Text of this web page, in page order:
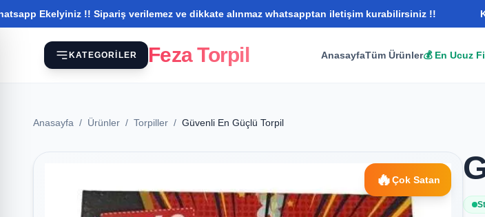
!! Sipariş verilemez ve dikkate alınmaz whatsapptan iletişim kurabilirsiniz !! Kapıda
KATEGORILER Feza Torpil AnasayfaTüm Ürünler💰 En Ucuz
Anasayfa / Ürünler / Torpiller / Güvenli En Güçlü Torpil
🔥Çok Satan